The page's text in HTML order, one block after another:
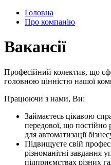
Головна
Про компанію
Вакансії
Професійний колектив, що
головною цінністю нашої
Працюючи з нами, Ви:
Займаєтесь цікавою
передової, що постійно
для автоматизації
Підвищуєте свій
різноманітні завдання
підприємствах різних